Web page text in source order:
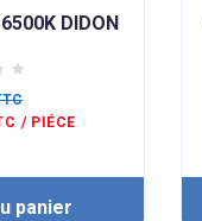
DIDON
/ PIÉCE
panier